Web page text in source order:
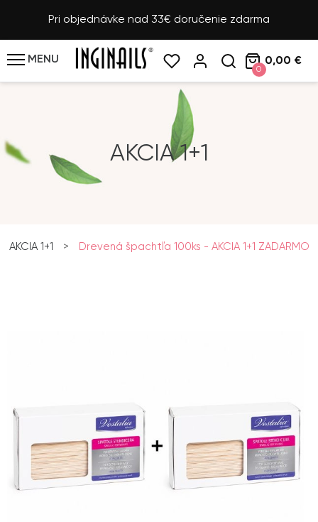
Pri objednávke nad 33€ doručenie zdarma
MENU
0
0,00 €
AKCIA 1+1
AKCIA 1+1 > Drevená špachtľa 100ks - AKCIA 1+1 ZADARMO